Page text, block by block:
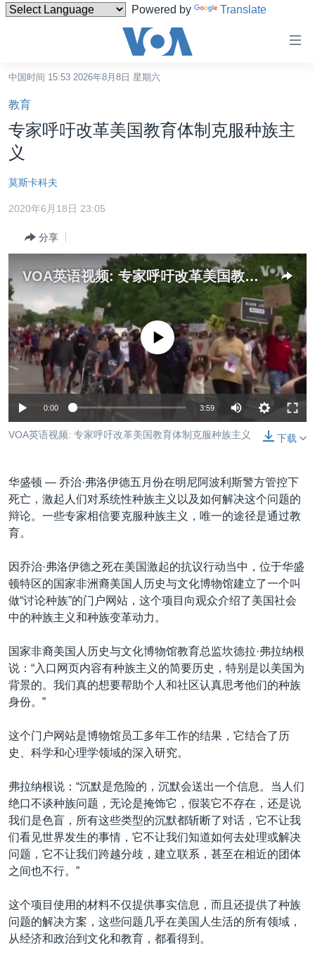
Powered by Translate
碍
链
接
内
容
到
航
跳
转
到
检
中国
最新国际新闻
印太
欧洲
非洲
全球议题
分类新闻
经济·金融·贸易
人权·法律·宗教
科教·文娱·体健
军事
环境
美中关系
热点专题
白宫要闻
国会报道
美中关系
美国建国250周年
埃博拉疫情
台海两岸关系
南中国海争端
关注新疆
GEN Z 看美国
VOA视频
VOA今日焦点
中文广播
关注我们
其他语言网站
中国时间 15:53 2026年8月8日 星期六
教育
专家呼吁改革美国教育体制克服种族主
义
莫斯卡科夫
2020年6月18日 23:05
分享
VOA英语视频: 专家呼吁改革美国教育体制克服种族主义
没有媒体可用资源
0:00 3:59
下载
VOA英语视频: 专家呼吁改革美国教育体制克服种族主义
华盛顿 — 乔治·弗洛伊德五月份在明尼阿波利斯警方管控下
死亡，激起人们对系统性种族主义以及如何解决这个问题的
辩论。一些专家相信要克服种族主义，唯一的途径是通过教
育。
因乔治·弗洛伊德之死在美国激起的抗议行动当中，位于华盛
顿特区的国家非洲裔美国人历史与文化博物馆建立了一个叫
做“讨论种族”的门户网站，这个项目向观众介绍了美国社会
中的种族主义和种族变革动力。
国家非裔美国人历史与文化博物馆教育总监坎德拉·弗拉纳根
说：“入口网页内容有种族主义的简要历史，特别是以美国为
背景的。我们真的想要帮助个人和社区认真思考他们的种族
身份。”
这个门户网站是博物馆员工多年工作的结果，它结合了历
史、科学和心理学领域的深入研究。
弗拉纳根说：“沉默是危险的，沉默会送出一个信息。当人们
绝口不谈种族问题，无论是掩饰它，假装它不存在，还是说
我们是色盲，所有这些类型的沉默都斩断了对话，它不让我
们看见世界发生的事情，它不让我们知道如何去处理或解决
问题，它不让我们跨越分歧，建立联系，甚至在相近的团体
之间也不行。”
这个项目使用的材料不仅提供事实信息，而且还提供了种族
问题的解决方案，这些问题几乎在美国人生活的所有领域，
从经济和政治到文化和教育，都看得到。